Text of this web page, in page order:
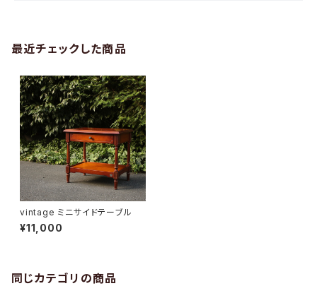
最近チェックした商品
vintage ミニサイドテーブル
¥11,000
同じカテゴリの商品